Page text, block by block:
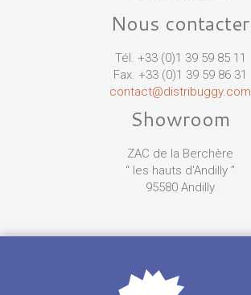
Nous contacter
Tél. +33 (0)1 39 59 85 11
Fax. +33 (0)1 39 59 86 31
contact@distribuggy.com
Showroom
ZAC de la Berchère
“ les hauts d'Andilly ”
95580 Andilly